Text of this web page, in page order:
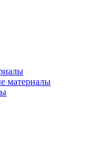
материалы